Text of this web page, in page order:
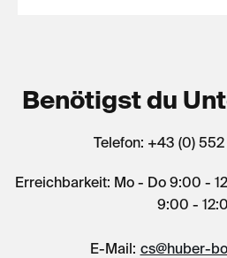
Benötigst du
Telefon: +43 (0)
Erreichbarkeit: Mo - Do 9:00 -
9:00 -
E-Mail: cs@huber-